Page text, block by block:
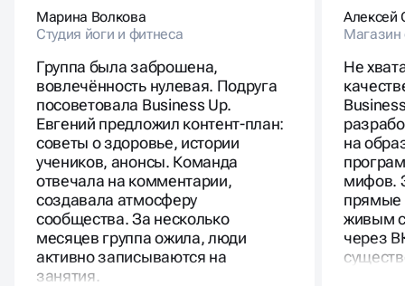
Марина Волкова
Студия йоги и фитнеса
Группа была заброшена,
вовлечённость нулевая. Подруга
посоветовала Business Up.
Евгений предложил контент-план:
советы о здоровье, истории
учеников, анонсы. Команда
отвечала на комментарии,
создавала атмосферу
сообщества. За несколько
месяцев группа ожила, люди
активно записываются на
занятия.
Алексей
Магазин
Не
на
мифов.
прямые
живым
через